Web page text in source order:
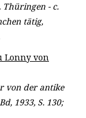
- c.
tätig,
Lonny von
von der antike
1933, S. 130;